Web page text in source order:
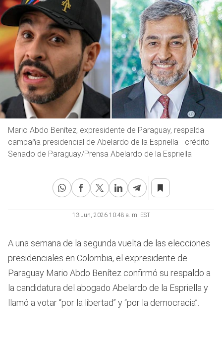
Mario Abdo Benítez, expresidente de Paraguay, respalda
campaña presidencial de Abelardo de la Espriella - crédito
Senado de Paraguay/Prensa Abelardo de la Espriella
13 Jun, 2026 10:48 a. m. EST
A una semana de la segunda vuelta de las elecciones
presidenciales en Colombia, el expresidente de
Paraguay Mario Abdo Benítez confirmó su respaldo a
la candidatura del abogado Abelardo de la Espriella y
llamó a votar “por la libertad” y “por la democracia”.